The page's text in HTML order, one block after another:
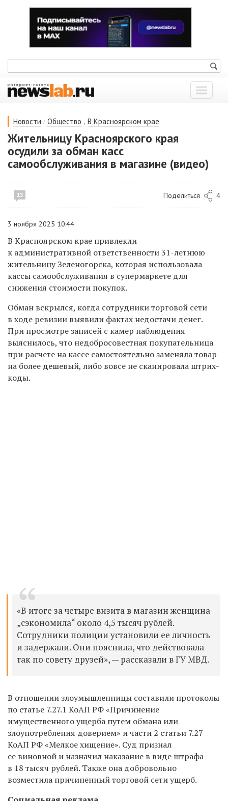
Показать
меню
Новости / Общество , В Красноярском крае
Жительницу Красноярского края
осудили за обман касс
самообслуживания в магазине (видео)
13 Поделиться 4
3 ноября 2025 10:44
В Красноярском крае привлекли
к административной ответственности 31-летнюю
жительницу Зеленогорска, которая использовала
кассы самообслуживания в супермаркете для
снижения стоимости покупок.
Обман вскрылся, когда сотрудники торговой сети
в ходе ревизии выявили фактах недостачи денег.
При просмотре записей с камер наблюдения
выяснилось, что недобросовестная покупательница
при расчете на кассе самостоятельно заменяла товар
на более дешевый, либо вовсе не сканировала штрих-
коды.
«В итоге за четыре визита в магазин женщина
„сэкономила“ около 4,5 тысяч рублей.
Сотрудники полиции установили ее личность
и задержали. Они пояснила, что действовала
так по совету друзей», — рассказали в ГУ МВД.
В отношении злоумышленницы составили протоколы
по статье 7.27.1 КоАП РФ «Причинение
имущественного ущерба путем обмана или
злоупотребления доверием» и части 2 статьи 7.27
КоАП РФ «Мелкое хищение». Суд признал
ее виновной и назначил наказание в виде штрафа
в 18 тысяч рублей. Также она добровольно
возместила причиненный торговой сети ущерб.